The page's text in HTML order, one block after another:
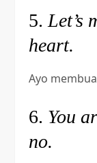
5. Let’s
heart.
Ayo
6. You
no.